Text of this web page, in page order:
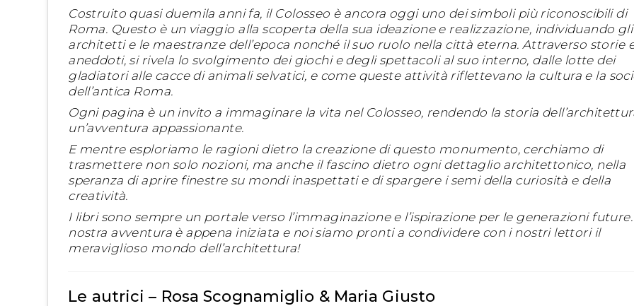
Costruito quasi duemila anni fa, il Colosseo è ancora oggi uno dei simboli più riconoscibili di
Roma. Questo è un viaggio alla scoperta della sua ideazione e realizzazione, individuando gli
architetti e le maestranze dell’epoca nonché il suo ruolo nella città eterna. Attraverso storie
aneddoti, si rivela lo svolgimento dei giochi e degli spettacoli al suo interno, dalle lotte dei
gladiatori alle cacce di animali selvatici, e come queste attività riflettevano la cultura e la
dell’antica Roma.
Ogni pagina è un invito a immaginare la vita nel Colosseo, rendendo la storia
un’avventura appassionante.
E mentre esploriamo le ragioni dietro la creazione di questo monumento, cerchiamo di
trasmettere non solo nozioni, ma anche il fascino dietro ogni dettaglio architettonico, nella
speranza di aprire finestre su mondi inaspettati e di spargere i semi della curiosità e della
creatività.
I libri sono sempre un portale verso l’immaginazione e l’ispirazione per le generazioni
nostra avventura è appena iniziata e noi siamo pronti a condividere con i nostri lettori il
meraviglioso mondo dell’architettura!
Le autrici – Rosa Scognamiglio & Maria Giusto